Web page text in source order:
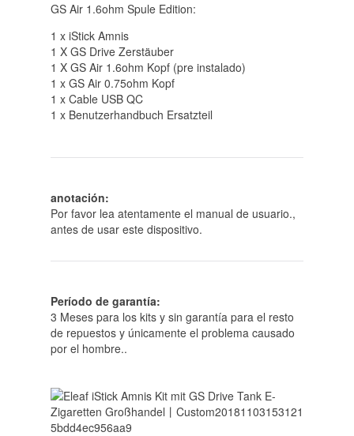
GS Air 1.6ohm Spule Edition:
1 x iStick Amnis
1 X GS Drive Zerstäuber
1 X GS Air 1.6ohm Kopf (pre instalado)
1 x GS Air 0.75ohm Kopf
1 x Cable USB QC
1 x Benutzerhandbuch Ersatzteil
anotación:
Por favor lea atentamente el manual de usuario.,
antes de usar este dispositivo.
Período de garantía:
3 Meses para los kits y sin garantía para el resto
de repuestos y únicamente el problema causado
por el hombre..